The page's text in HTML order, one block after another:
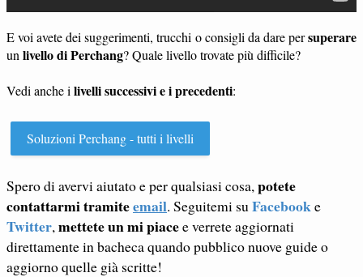
E voi avete dei suggerimenti, trucchi o consigli da dare persuperare
un livello di Perchang? Quale livello trovate più difficile?
Vedi anche i livelli successivi e i precedenti:
Soluzioni Perchang - tutti i livelli
Spero di avervi aiutato e per qualsiasi cosa, potete
contattarmi tramiteemail. Seguitemi su Facebooke
Twitter, mettete un mi piacee verrete aggiornati
direttamente in bacheca quando pubblico nuove guide o
aggiorno quelle già scritte!